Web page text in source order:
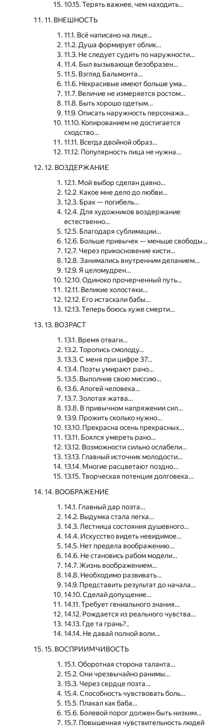
10.15. Терять важнее, чем находить…
11. ВНЕШНОСТЬ
11.1. Всё написано на лице…
11.2. Душа формирует облик…
11.3. Не следует судить по наружности…
11.4. Был вызывающе безобразен…
11.5. Взгляд Бальмонта…
11.6. Некрасивые имеют больше ума…
11.7. Величие не измеряется ростом…
11.8. Быть хорошо одетым…
11.9. Описать наружность персонажа…
11.10. Копированием не достигается
сходство…
11.11. Всегда двойной образ…
11.12. Популярность лица не нужна…
12. ВОЗДЕРЖАНИЕ
12.1. Мой выбор сделан давно…
12.2. Какое мне дело до любви…
12.3. Брак — погибель…
12.4. Для художников воздержание
естественно…
12.5. Благодаря сублимации…
12.6. Больше привычек — меньше свободы…
12.7. Через прикосновение кисти…
12.8. Занимались внутренним деланием…
12.9. Я целомудрен…
12.10. Одиноко прочерченный путь…
12.11. Великие холостяки…
12.12. Его истаскали бабы…
12.13. Теперь боюсь хуже смерти…
13. ВОЗРАСТ
13.1. Время отваги…
13.2. Торопись смолоду…
13.3. С меня при цифре 37…
13.4. Поэты умирают рано…
13.5. Выполнив свою миссию…
13.6. Апогей человека…
13.7. Золотая жатва…
13.8. В привычном напряжении сил…
13.9. Прожить сколько нужно…
13.10. Прекрасна осень прекрасных…
13.11. Боялся умереть рано…
13.12. Возможности сильно ослабели…
13.13. Главный источник молодости…
13.14. Многие расцветают поздно…
13.15. Творческая потенция долговека…
14. ВООБРАЖЕНИЕ
14.1. Главный дар поэта…
14.2. Выдумка стала легка…
14.3. Лестница состояния душевного…
14.4. Искусство видеть невидимое…
14.5. Нет предела воображению…
14.6. Не становись рабом модели…
14.7. Жизнь воображением…
14.8. Необходимо развивать…
14.9. Представить результат до начала…
14.10. Сделай допущение…
14.11. Требует гениального знания…
14.12. Рождается из реального чувства…
14.13. Где та грань?..
14.14. Не давай полной воли…
15. ВОСПРИИМЧИВОСТЬ
15.1. Оборотная сторона таланта…
15.2. Они чрезвычайно ранимы…
15.3. Через сердце поэта…
15.4. Способность чувствовать боль…
15.5. Плакал как баба…
15.6. Болевой порог должен быть низким…
15.7. Повышенная чувствительность людей